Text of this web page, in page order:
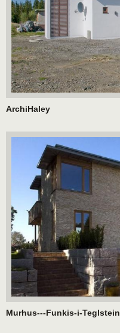
ArchiHaley
Murhus---Funkis-i-Teglstein